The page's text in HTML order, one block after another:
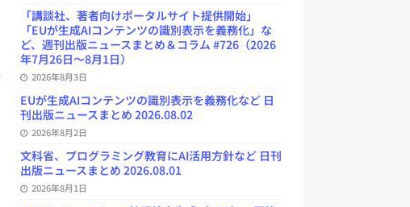
「講談社、著者向けポータルサイト提供開始」
「EUが生成AIコンテンツの識別表示を義務化」な
ど、週刊出版ニュースまとめ＆コラム #726（2026
年7月26日～8月1日）
2026年8月3日
EUが生成AIコンテンツの識別表示を義務化など 日
刊出版ニュースまとめ 2026.08.02
2026年8月2日
文科省、プログラミング教育にAI活用方針など 日刊
出版ニュースまとめ 2026.08.01
2026年8月1日